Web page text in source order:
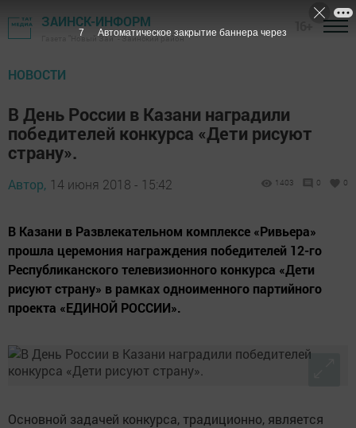
ЗАИНСК-ИНФОРМ
Газета "Новый Зай" - Заинский район
НОВОСТИ
В День России в Казани наградили
победителей конкурса «Дети рисуют
страну».
Автор, 14 июня 2018 - 15:42 1403 0 0
В Казани в Развлекательном комплексе «Ривьера»
прошла церемония награждения победителей 12-го
Республиканского телевизионного конкурса «Дети
рисуют страну» в рамках одноименного партийного
проекта «ЕДИНОЙ РОССИИ».
Основной задачей конкурса, традиционно, является
6 Автоматическое закрытие баннера через